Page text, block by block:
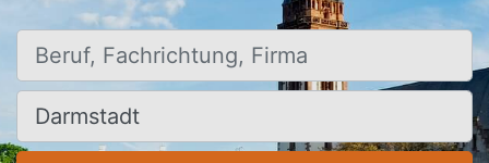
Beruf, Fachrichtung, Firma
Ort, Stadt